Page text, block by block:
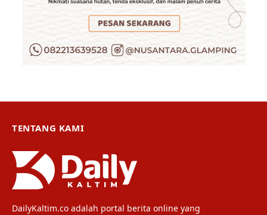
TENTANG KAMI
DailyKaltim.co adalah portal berita online yang